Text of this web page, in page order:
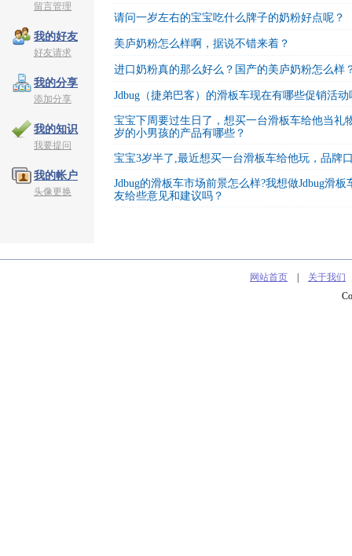
留言管理
我的好友
好友请求
我的分享
添加分享
我的知识
我要提问
我的帐户
头像更换
请问一岁左右的宝宝吃什么牌子的奶粉好点呢？
美庐奶粉怎么样啊，据说不错来着？
进口奶粉真的那么好么？国产的美庐奶粉怎么样
Jdbug（捷弟巴客）的滑板车现在有哪些促销活动
宝宝下周要过生日了，想买一台滑板车给他当礼
岁的小男孩的产品有哪些？
宝宝3岁半了,最近想买一台滑板车给他玩，品牌
Jdbug的滑板车市场前景怎么样?我想做Jdbug滑
友给些意见和建议吗？
网站首页 关于我们